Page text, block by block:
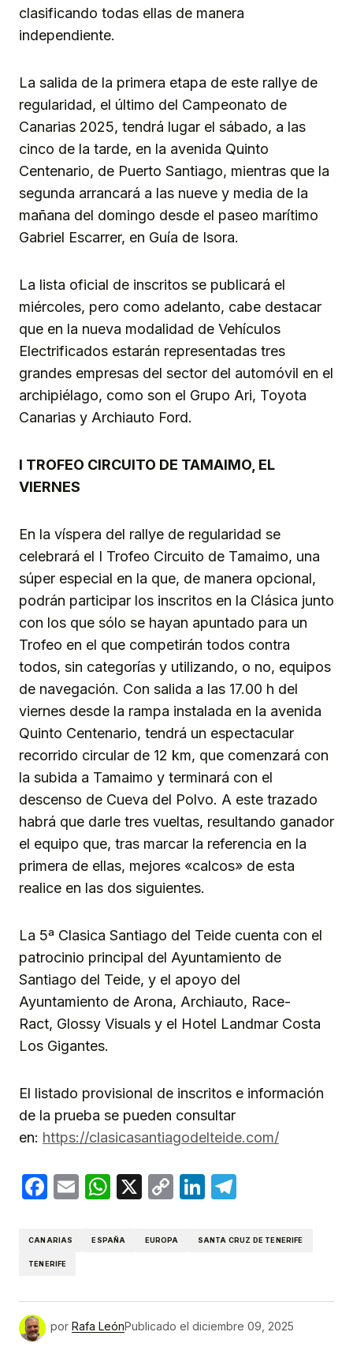
clasificando todas ellas de manera
independiente.
La salida de la primera etapa de este rallye de
regularidad, el último del Campeonato de
Canarias 2025, tendrá lugar el sábado, a las
cinco de la tarde, en la avenida Quinto
Centenario, de Puerto Santiago, mientras que la
segunda arrancará a las nueve y media de la
mañana del domingo desde el paseo marítimo
Gabriel Escarrer, en Guía de Isora.
La lista oficial de inscritos se publicará el
miércoles, pero como adelanto, cabe destacar
que en la nueva modalidad de Vehículos
Electrificados estarán representadas tres
grandes empresas del sector del automóvil en el
archipiélago, como son el Grupo Ari, Toyota
Canarias y Archiauto Ford.
I TROFEO CIRCUITO DE TAMAIMO, EL
VIERNES
En la víspera del rallye de regularidad se
celebrará el I Trofeo Circuito de Tamaimo, una
súper especial en la que, de manera opcional,
podrán participar los inscritos en la Clásica junto
con los que sólo se hayan apuntado para un
Trofeo en el que competirán todos contra
todos, sin categorías y utilizando, o no, equipos
de navegación. Con salida a las 17.00 h del
viernes desde la rampa instalada en la avenida
Quinto Centenario, tendrá un espectacular
recorrido circular de 12 km, que comenzará con
la subida a Tamaimo y terminará con el
descenso de Cueva del Polvo. A este trazado
habrá que darle tres vueltas, resultando ganador
el equipo que, tras marcar la referencia en la
primera de ellas, mejores «calcos» de esta
realice en las dos siguientes.
La 5ª Clasica Santiago del Teide cuenta con el
patrocinio principal del Ayuntamiento de
Santiago del Teide, y el apoyo del
Ayuntamiento de Arona, Archiauto, Race-
Ract, Glossy Visuals y el Hotel Landmar Costa
Los Gigantes.
El listado provisional de inscritos e información
de la prueba se pueden consultar
en: https://clasicasantiagodelteide.com/
Facebook
EmailWhatsApp
X
CopyLinkedIn
CANARIAS ESPAÑA EUROPA SANTA CRUZ DE TENERIFE
TENERIFE
por Rafa LeónPublicado el diciembre 09, 2025